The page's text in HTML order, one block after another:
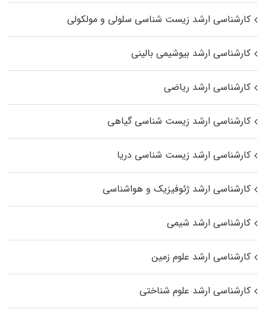
کارشناسی ارشد زیست شناسی سلولی و مولکولی
کارشناسی ارشد بیوشیمی بالینی
کارشناسی ارشد ریاضی
کارشناسی ارشد زیست‌ شناسی گیاهی
کارشناسی ارشد زیست‌ شناسی دریا
کارشناسی ارشد ژئوفیزیک و هواشناسی
کارشناسی ارشد شیمی
کارشناسی ارشد علوم زمین
کارشناسی ارشد علوم شناختی